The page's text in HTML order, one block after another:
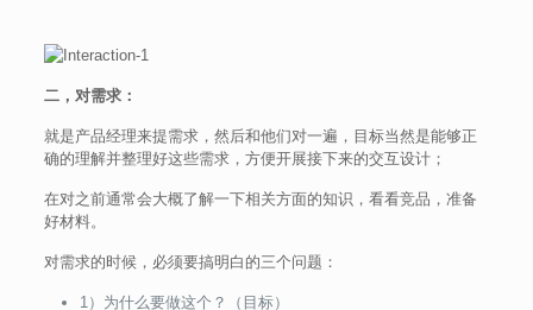
二，对需求：
就是产品经理来提需求，然后和他们对一遍，目标当然是能够正
确的理解并整理好这些需求，方便开展接下来的交互设计；
在对之前通常会大概了解一下相关方面的知识，看看竞品，准备
好材料。
对需求的时候，必须要搞明白的三个问题：
1）为什么要做这个？（目标）